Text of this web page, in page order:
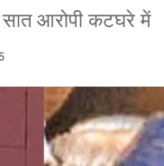
आरोपी कटघरे में